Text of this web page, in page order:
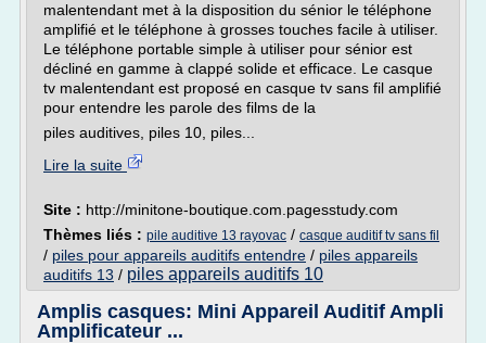
malentendant met à la disposition du sénior le téléphone
amplifié et le téléphone à grosses touches facile à utiliser.
Le téléphone portable simple à utiliser pour sénior est
décliné en gamme à clappé solide et efficace. Le casque
tv malentendant est proposé en casque tv sans fil amplifié
pour entendre les parole des films de la
piles auditives, piles 10, piles...
Lire la suite
Site : http://minitone-boutique.com.pagesstudy.com
Thèmes liés : pile auditive 13 rayovac / casque auditif tv sans fil
/ piles pour appareils auditifs entendre / piles appareils
auditifs 13 / piles appareils auditifs 10
Amplis casques: Mini Appareil Auditif Ampli
Amplificateur ...